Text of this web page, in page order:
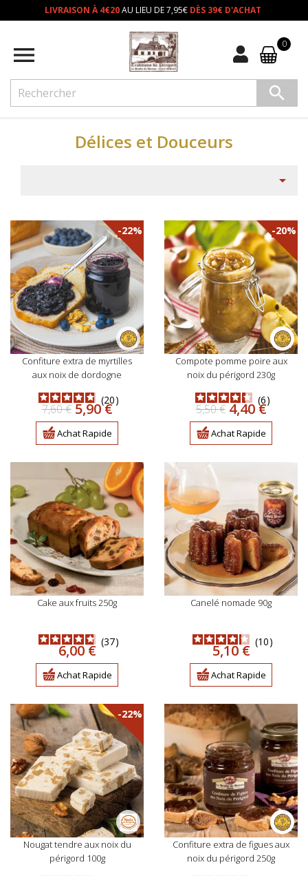
LIVRAISON À 4€20AU LIEU DE 7,95€ DÈS 39€ D'ACHAT
 0

Délices et Douceurs

-22%
confiture extra de myrtilles
aux noix de dordogne
20
Prix
de
base
7,60 €
Prix 5,90 €
Achat Rapide
-20%
compote pomme poire aux
noix du périgord 230g
6
Prix
de
base
5,50 €
Prix 4,40 €
Achat Rapide
cake aux fruits 250g
37
Prix
6,00 €
Achat Rapide
canelé nomade 90g
10
Prix
5,10 €
Achat Rapide
-22%
nougat tendre aux noix du
périgord 100g
confiture extra de figues aux
noix du périgord 250g